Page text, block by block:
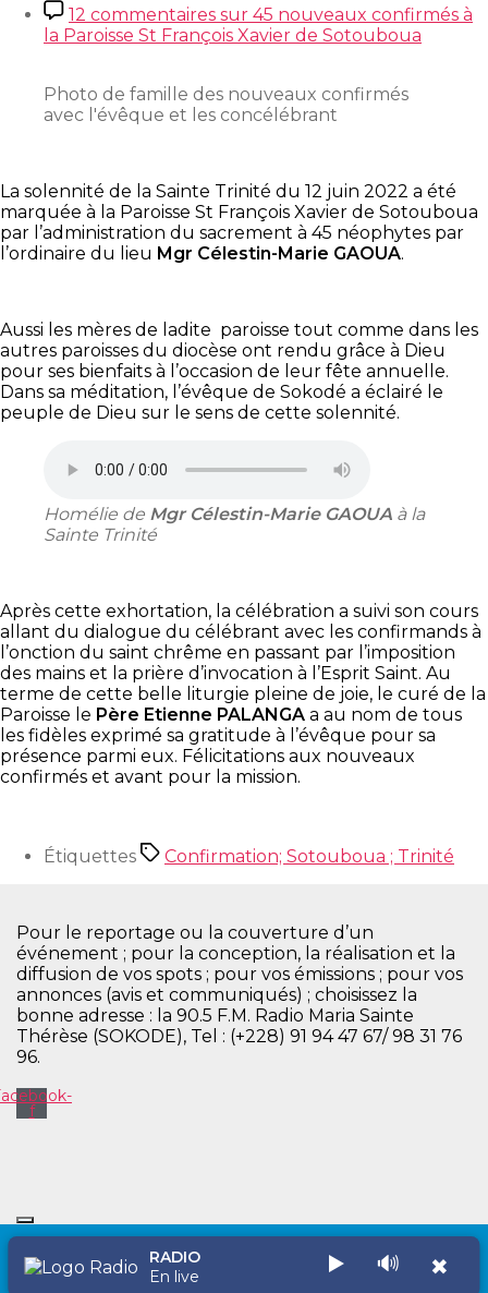
12 commentaires sur 45 nouveaux confirmés à
la Paroisse St François Xavier de Sotouboua
Photo de famille des nouveaux confirmés
avec l'évêque et les concélébrant
La solennité de la Sainte Trinité du 12 juin 2022 a été
marquée à la Paroisse St François Xavier de Sotouboua
par l’administration du sacrement à 45 néophytes par
l’ordinaire du lieu Mgr Célestin-Marie GAOUA.
Aussi les mères de ladite paroisse tout comme dans les
autres paroisses du diocèse ont rendu grâce à Dieu
pour ses bienfaits à l’occasion de leur fête annuelle.
Dans sa méditation, l’évêque de Sokodé a éclairé le
peuple de Dieu sur le sens de cette solennité.
Homélie de Mgr Célestin-Marie GAOUA à la
Sainte Trinité
Après cette exhortation, la célébration a suivi son cours
allant du dialogue du célébrant avec les confirmands à
l’onction du saint chrême en passant par l’imposition
des mains et la prière d’invocation à l’Esprit Saint. Au
terme de cette belle liturgie pleine de joie, le curé de la
Paroisse le Père Etienne PALANGA a au nom de tous
les fidèles exprimé sa gratitude à l’évêque pour sa
présence parmi eux. Félicitations aux nouveaux
confirmés et avant pour la mission.
Étiquettes Confirmation; Sotouboua ; Trinité
Pour le reportage ou la couverture d’un
événement ; pour la conception, la réalisation et la
diffusion de vos spots ; pour vos émissions ; pour vos
annonces (avis et communiqués) ; choisissez la
bonne adresse : la 90.5 F.M. Radio Maria Sainte
Thérèse (SOKODE), Tel : (+228) 91 94 47 67/ 98 31 76
96.
f
Copyright © 2026 Radio Maria Sainte Thérèse
RADIO
En live
▶️ 🔊 ✖